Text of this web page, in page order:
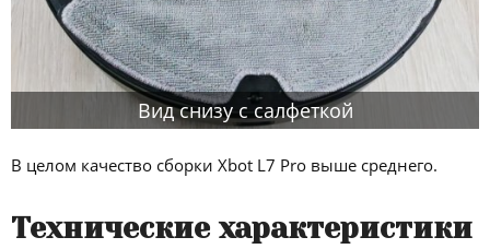
Вид снизу с салфеткой
В целом качество сборки Xbot L7 Pro выше среднего.
Технические характеристики